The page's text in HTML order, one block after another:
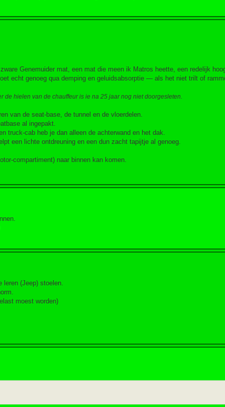
Genemuider mat, een mat die meen ik Matros heette, een redelijk
echt genoeg qua demping en geluidsabsorptie — als het niet trilt of
hielen van de chauffeur is ie na 25 jaar nog niet doorgesleten.
van de seat-base, de tunnel en de vloerdelen.
al ingepakt.
truck-cab heb je dan alleen de achterwand en het dak.
een lichte ontdreuning en een dun zacht tapijtje al genoeg.
compartiment) naar binnen kan komen.
leren (Jeep) stoelen.
moest worden)